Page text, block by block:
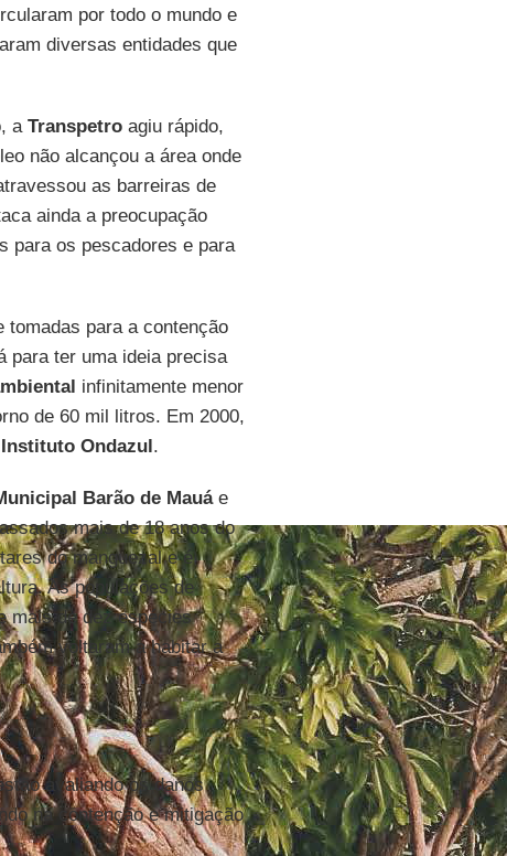
por todo o mundo e
diversas entidades que
a Transpetroagiu rápido,
não alcançou a área onde
as barreiras de
ainda a preocupação
para os pescadores e para
tomadas para a contenção
para ter uma ideia precisa
infinitamente menor
de 60 mil litros. Em 2000,
Instituto Ondazul.
Barão de Mauáe
mais de 18 anos do
do manguezal e é
As populações de
mais de dez espécies
voltaram a habitar a
avaliando os danos
na contenção e mitigação